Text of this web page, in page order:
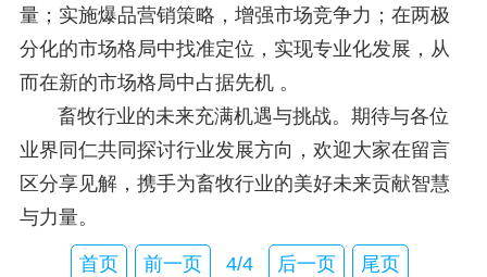
量；实施爆品营销策略，增强市场竞争力；在两极
分化的市场格局中找准定位，实现专业化发展，从
而在新的市场格局中占据先机 。
畜牧行业的未来充满机遇与挑战。期待与各位
业界同仁共同探讨行业发展方向，欢迎大家在留言
区分享见解，携手为畜牧行业的美好未来贡献智慧
与力量。
首页 前一页 4/4 后一页 尾页